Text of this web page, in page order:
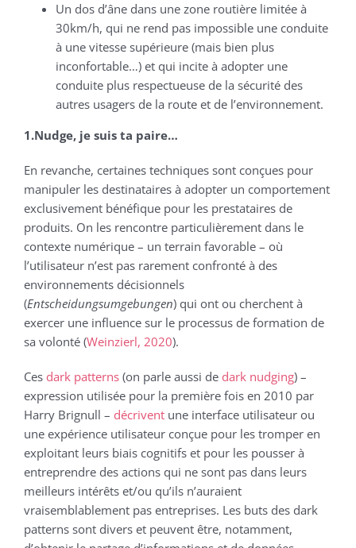
Un dos d’âne dans une zone routière limitée à
30km/h, qui ne rend pas impossible une conduite
à une vitesse supérieure (mais bien plus
inconfortable…) et qui incite à adopter une
conduite plus respectueuse de la sécurité des
autres usagers de la route et de l’environnement.
1.Nudge, je suis ta paire…
En revanche, certaines techniques sont conçues pour
manipuler les destinataires à adopter un comportement
exclusivement bénéfique pour les prestataires de
produits. On les rencontre particulièrement dans le
contexte numérique – un terrain favorable – où
l’utilisateur n’est pas rarement confronté à des
environnements décisionnels
(Entscheidungsumgebungen) qui ont ou cherchent à
exercer une influence sur le processus de formation de
sa volonté (Weinzierl, 2020).
Ces dark patterns(on parle aussi de dark nudging) –
expression utilisée pour la première fois en 2010 par
Harry Brignull – décriventune interface utilisateur ou
une expérience utilisateur conçue pour les tromper en
exploitant leurs biais cognitifs et pour les pousser à
entreprendre des actions qui ne sont pas dans leurs
meilleurs intérêts et/ou qu’ils n’auraient
vraisemblablement pas entreprises. Les buts des dark
patterns sont divers et peuvent être, notamment,